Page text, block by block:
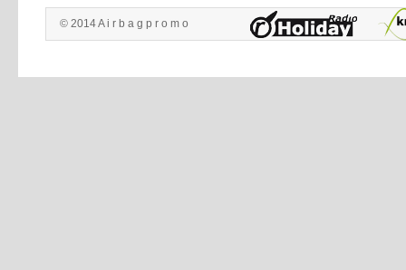
© 2014 A i r b a g p r o m o